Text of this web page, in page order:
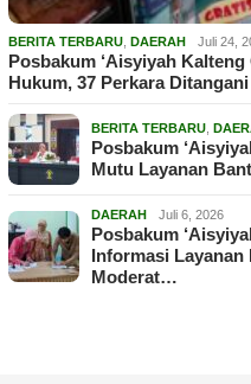
BERITA TERBARU DAERAH Juli 24,
Posbakum ‘Aisyiyah
Hukum, 37 Perkara
BERITA TERBARU
Posbakum
Mutu Layanan
DAERAH Juli 6, 2026
Posbakum
Informasi Layanan
Moderat…